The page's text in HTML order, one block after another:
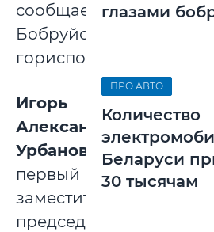
сообщает
Бобруйский
горисполком.
Игорь
Александрович
Урбанович,
первый
заместитель
председателя
глазами
ПРО АВТО
Количество
Беларуси
30 тысячам